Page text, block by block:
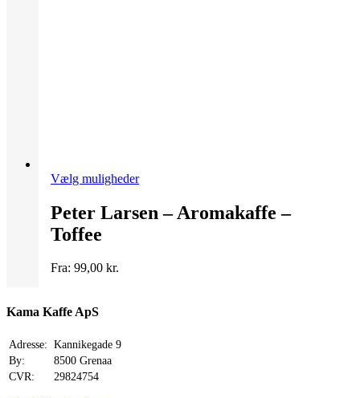
Vælg mulighederDette
flere
Peter Larsen – Aromakaffe –
Toffee
Fra: 99,00 kr.
Kama Kaffe ApS
Adresse: Kannikegade 9
By:
8500 Grenaa
CVR:
29824754